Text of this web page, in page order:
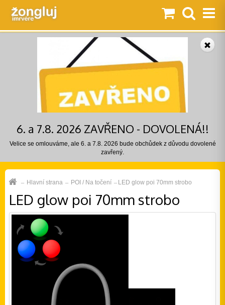
6. a 7.8. 2026 ZAVŘENO - DOVOLENÁ!!
Velice se omlouváme, ale 6. a 7.8. 2026 bude obchůdek z důvodu dovolené
zavřený.
Hlavní strana POI / Na točení LED glow poi 70mm strobo
LED glow poi 70mm strobo